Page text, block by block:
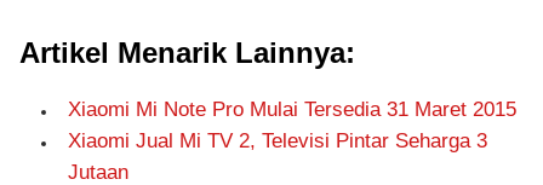
Artikel Menarik Lainnya:
Xiaomi Mi Note Pro Mulai Tersedia 31 Maret 2015
Xiaomi Jual Mi TV 2, Televisi Pintar Seharga 3
Jutaan